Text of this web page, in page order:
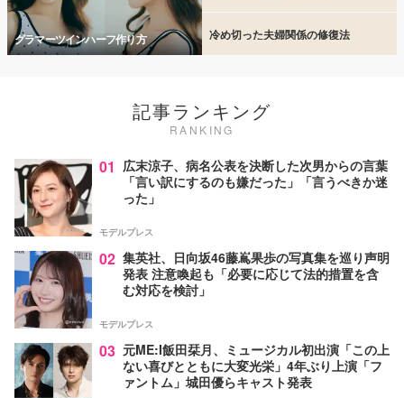
グラマーツインハーフ作り方 冷め切った夫婦関係の修復法
記事ランキング
RANKING
01 広末涼子、病名公表を決断した次男からの言葉
「言い訳にするのも嫌だった」「言うべきか迷
った」
モデルプレス
02 集英社、日向坂46藤嶌果歩の写真集を巡り声明
発表 注意喚起も「必要に応じて法的措置を含
む対応を検討」
モデルプレス
03 元ME:I飯田栞月、ミュージカル初出演「この上
ない喜びとともに大変光栄」4年ぶり上演「フ
ァントム」城田優らキャスト発表